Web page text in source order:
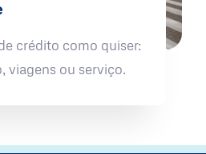
crédito como quiser:
viagens ou serviço.